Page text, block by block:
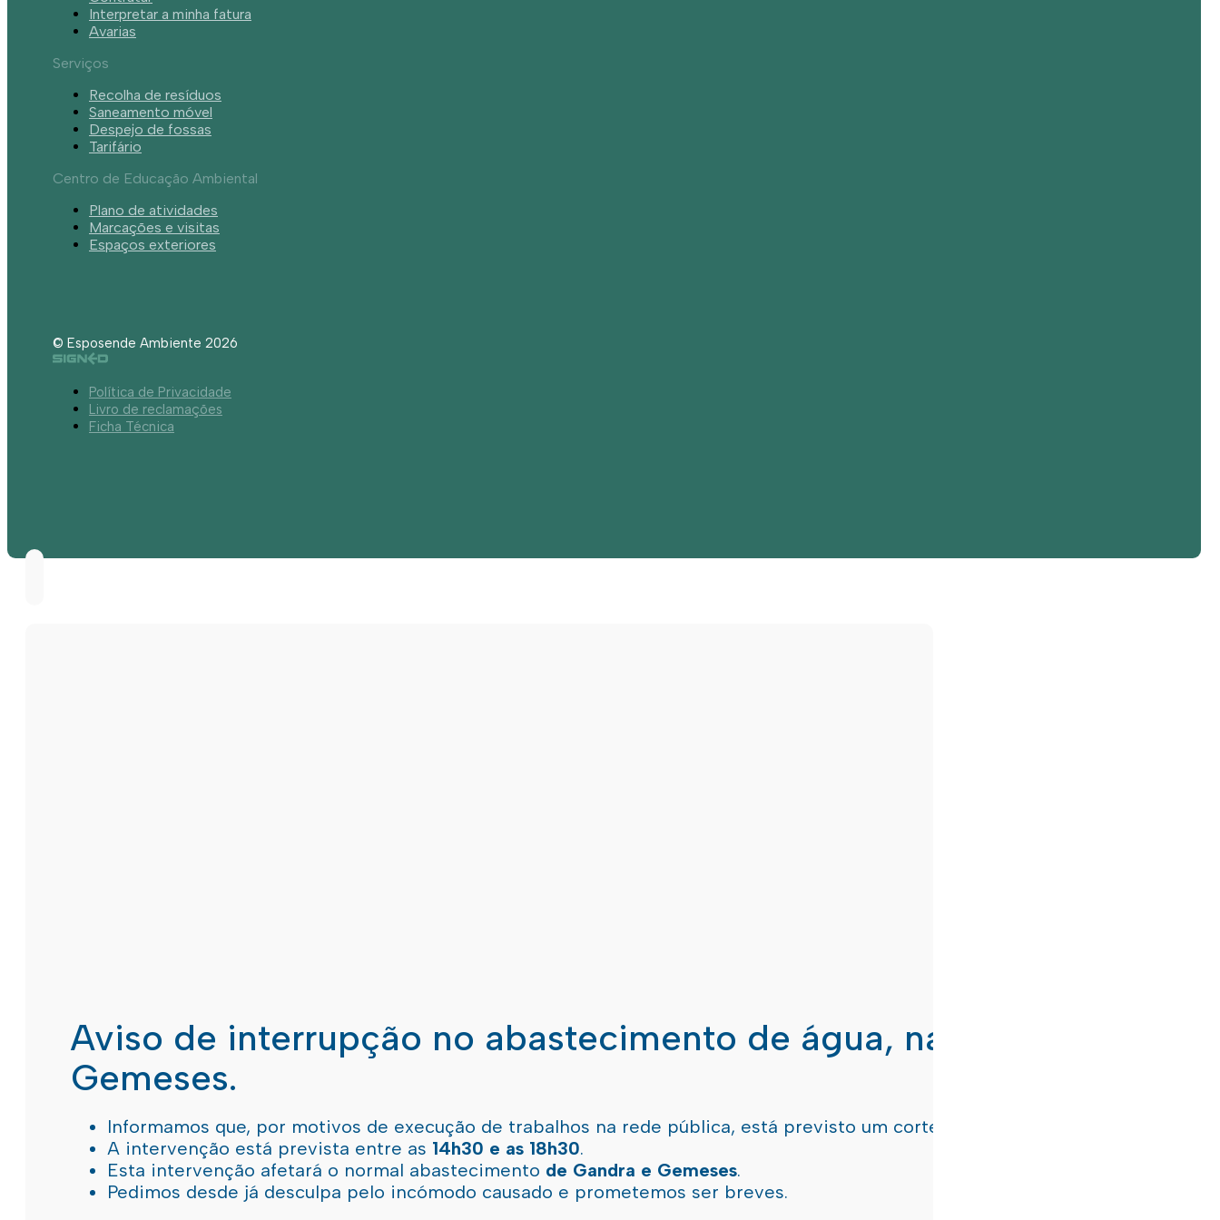
Interpretar a minha fatura
Avarias
Serviços
Recolha de resíduos
Saneamento móvel
Despejo de fossas
Tarifário
Centro de Educação Ambiental
Plano de atividades
Marcações e visitas
Espaços exteriores
© Esposende Ambiente 2026
Política de Privacidade
Livro de reclamações
Ficha Técnica
Aviso de interrupção no abastecimento de água, nas freguesias de
Gemeses.
Informamos que, por motivos de execução de trabalhos na rede pública, está previsto um corte de água
A intervenção está prevista entre as 14h30 e as 18h30.
Esta intervenção afetará o normal abastecimento de Gandra e Gemeses.
Pedimos desde já desculpa pelo incómodo causado e prometemos ser breves.